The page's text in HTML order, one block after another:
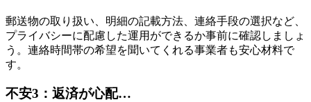
郵送物の取り扱い、明細の記載方法、連絡手段の選択など、
プライバシーに配慮した運用ができるか事前に確認しましょ
う。連絡時間帯の希望を聞いてくれる事業者も安心材料で
す。
不安3：返済が心配…